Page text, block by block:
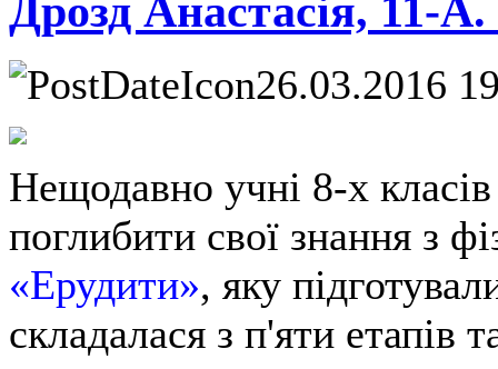
26.03.2016
Нещодавно учні 8-х
поглибити свої знання з
«Ерудити», яку
складалася з п'яти етапів